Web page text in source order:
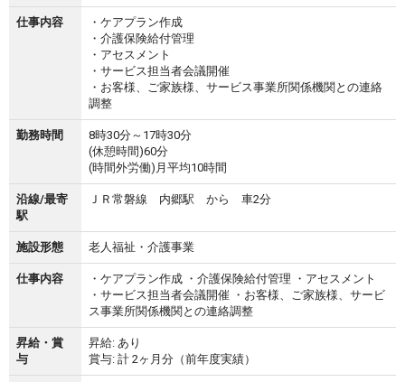
仕事内容
・ケアプラン作成
・介護保険給付管理
・アセスメント
・サービス担当者会議開催
・お客様、ご家族様、サービス事業所関係機関との連絡
調整
勤務時間
8時30分～17時30分
(休憩時間)60分
(時間外労働)月平均10時間
沿線/最寄
駅
ＪＲ常磐線 内郷駅 から 車2分
施設形態 老人福祉・介護事業
仕事内容
・ケアプラン作成 ・介護保険給付管理 ・アセスメント
・サービス担当者会議開催 ・お客様、ご家族様、サービ
ス事業所関係機関との連絡調整
昇給・賞
与
昇給: あり
賞与: 計 2ヶ月分（前年度実績）